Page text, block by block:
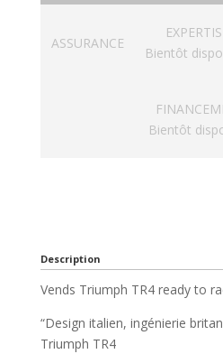
ASSURANCE
Bientôt
Bientôt
Description
Vends Triumph TR4 ready to
“Design italien, ingénierie
Triumph TR4